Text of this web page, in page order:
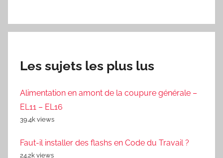
Les sujets les plus lus
Alimentation en amont de la coupure générale –
EL11 – EL16
39.4k views
Faut-il installer des flashs en Code du Travail ?
24.2k views